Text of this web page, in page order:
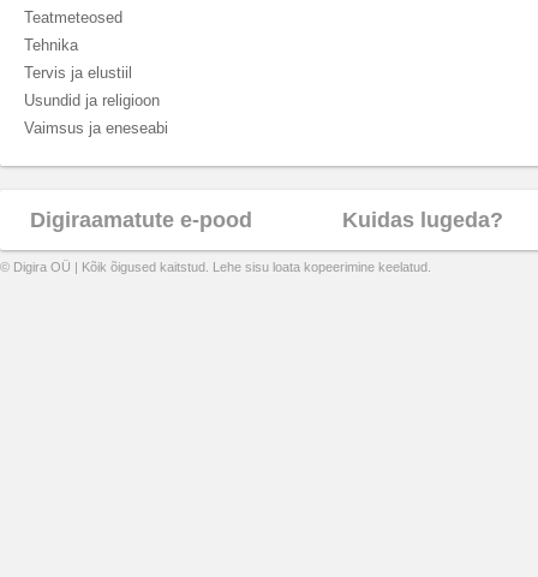
Teatmeteosed
Tehnika
Tervis ja elustiil
Usundid ja religioon
Vaimsus ja eneseabi
Digiraamatute e-pood Kuidas lugeda?
© Digira OÜ | Kõik õigused kaitstud. Lehe sisu loata kopeerimine keelatud.